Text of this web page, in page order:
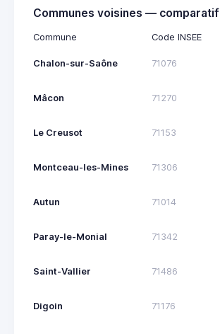
Communes voisines — comparatif
Commune Code INSEE
Chalon-sur-Saône 71076
Mâcon 71270
Le Creusot 71153
Montceau-les-Mines 71306
Autun 71014
Paray-le-Monial 71342
Saint-Vallier 71486
Digoin 71176